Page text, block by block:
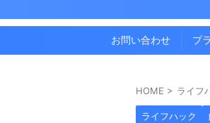
お問い合わせ プ
HOME > ライフ
ライフハック